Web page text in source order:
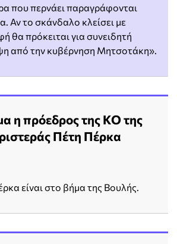
που περνάει παραγράφονται
Αν το σκάνδαλο κλείσει με
θα πρόκειται για συνειδητή
από την κυβέρνηση Μητσοτάκη».
η πρόεδρος της ΚΟ της
Πέτη Πέρκα
είναι στο βήμα της Βουλής.